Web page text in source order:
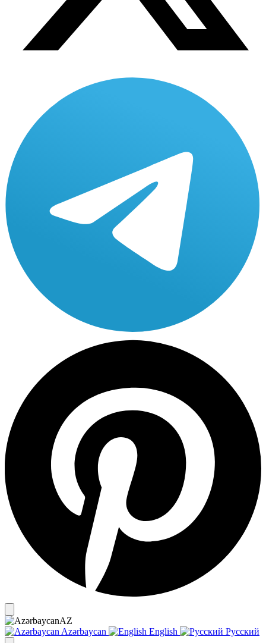
AZ
Azərbaycan
English Русский